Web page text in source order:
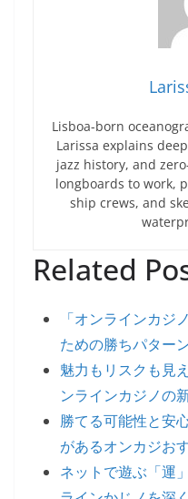
Lisboa-born
Larissa explains
jazz history, and
longboards to work,
ship crews, and
Related
「オンラインカジ
ための勝ちパター
魅力もリスクも見
ンラインカジノの
勝てる可能性と安
があるオンカジお
ネットで遊ぶ「運